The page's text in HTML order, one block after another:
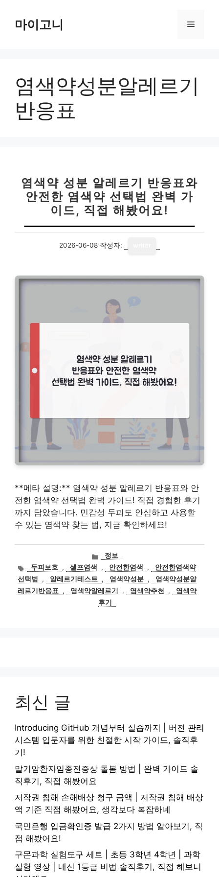
마이고니 메
염색약성분알레르기
반응표
염색약 성분 알레르기 반응표와
안전한 염색약 선택법 완벽 가
이드, 직접 해봤어요!
2026-06-08 작성자:
**메타 설명:** 염색약 성분 알레르기 반응표와 안
전한 염색약 선택법 완벽 가이드! 직접 경험한 후기
까지 담았습니다. 민감성 두피도 안심하고 사용할
수 있는 염색약 찾는 법, 지금 확인하세요!
카
고
리
정보
태
그
두피보호 , 셀프염색 , 안전한염색 ,
안전한염색약
선택법
, 알레르기테스트 , 염색약성분 ,
염색약성분알
레르기반응표
, 염색약알레르기 , 염색약추천 ,
염색약
후기
최신 글
Introducing GitHub 개념부터 실습까지 | 버전 관리
시스템 입문자를 위한 친절한 시작 가이드, 솔직후
기!
말기암환자임종전증상 돌봄 방법 | 완벽 가이드 솔
직후기, 직접 해봤어요
저작권 침해 손해배상 청구 금액 | 저작권 침해 배상
액 기준 직접 해봤어요, 생각보다 복잡하네
국민은행 입금확인증 발급 2가지 방법 알아보기, 직
접 해봤어요!
구몬과학 실험도구 세트 | 초등 3학년 4학년 | 과학
실험 영상 | 내신 1등급 비법 솔직후기, 직접 해보니